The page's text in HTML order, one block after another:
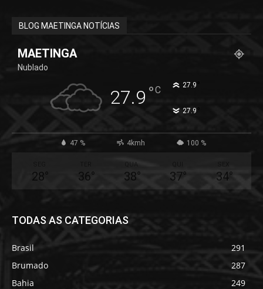
BLOG MAETINGA NOTÍCIAS
MAETINGA
Nublado
27.9 °C 27.9
27.9
47 % 4kmh 100 %
28° 36°
QUA
38° 37° 34°
TODAS AS CATEGORIAS
Brasil
291
Brumado
287
Bahia
249